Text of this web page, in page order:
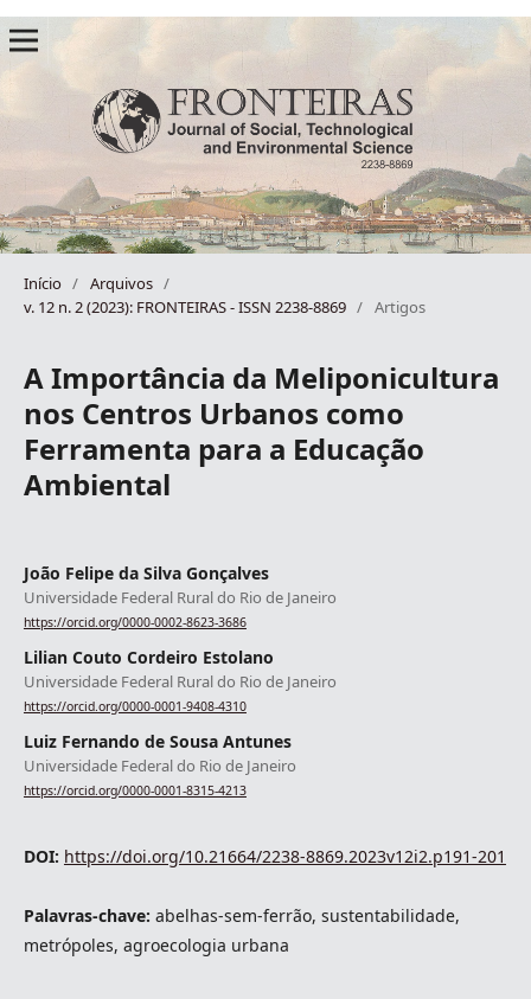
Início / Arquivos /
v. 12 n. 2 (2023): FRONTEIRAS - ISSN 2238-8869 / Artigos
A Importância da Meliponicultura
nos Centros Urbanos como
Ferramenta para a Educação
Ambiental
João Felipe da Silva Gonçalves
Universidade Federal Rural do Rio de Janeiro
https://orcid.org/0000-0002-8623-3686
Lilian Couto Cordeiro Estolano
Universidade Federal Rural do Rio de Janeiro
https://orcid.org/0000-0001-9408-4310
Luiz Fernando de Sousa Antunes
Universidade Federal do Rio de Janeiro
https://orcid.org/0000-0001-8315-4213
DOI: https://doi.org/10.21664/2238-8869.2023v12i2.p191-201
Palavras-chave: abelhas-sem-ferrão, sustentabilidade,
metrópoles, agroecologia urbana